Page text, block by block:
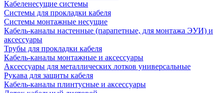
Кабеленесущие системы
Системы для прокладки кабеля
Системы монтажные несущие
Кабель-каналы настенные (парапетные, для монтажа ЭУИ) и
аксессуары
Трубы для прокладки кабеля
Кабель-каналы монтажные и аксессуары
Аксессуары для металлических лотков универсальные
Рукава для защиты кабеля
Кабель-каналы плинтусные и аксессуары